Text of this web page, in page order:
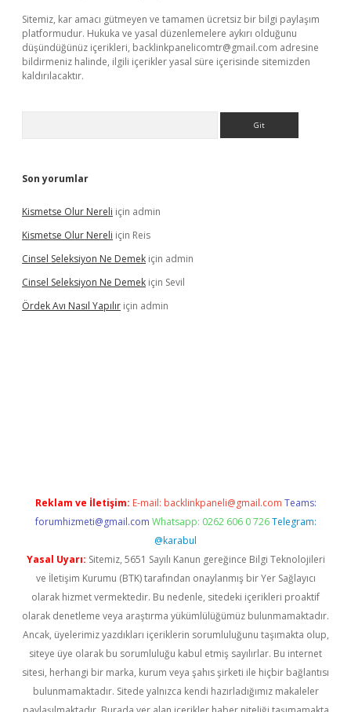
Sitemiz, kar amacı gütmeyen ve tamamen ücretsiz bir bilgi paylaşım
platformudur. Hukuka ve yasal düzenlemelere aykırı olduğunu
düşündüğünüz içerikleri, backlinkpanelicomtr@gmail.com adresine
bildirmeniz halinde, ilgili içerikler yasal süre içerisinde sitemizden
kaldırılacaktır.
Son yorumlar
Kismetse Olur Nereli için admin
Kismetse Olur Nereli için Reis
Cinsel Seleksiyon Ne Demek için admin
Cinsel Seleksiyon Ne Demek için Sevil
Ördek Avı Nasıl Yapılır için admin
Reklam ve İletişim: E-mail: backlinkpaneli@gmail.com Teams:
forumhizmeti@gmail.com Whatsapp: 0262 606 0 726 Telegram:
@karabul
Yasal Uyarı: Sitemiz, 5651 Sayılı Kanun gereğince Bilgi Teknolojileri
ve İletişim Kurumu (BTK) tarafından onaylanmış bir Yer Sağlayıcı
olarak hizmet vermektedir. Bu nedenle, sitedeki içerikleri proaktif
olarak denetleme veya araştırma yükümlülüğümüz bulunmamaktadır.
Ancak, üyelerimiz yazdıkları içeriklerin sorumluluğunu taşımakta olup,
siteye üye olarak bu sorumluluğu kabul etmiş sayılırlar. Bu internet
sitesi, herhangi bir marka, kurum veya şahıs şirketi ile hiçbir bağlantısı
bulunmamaktadır. Sitede yalnızca kendi hazırladığımız makaleler